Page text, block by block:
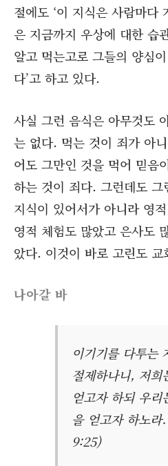
절에도 ‘이 지식은 사람마다
은 지금까지 우상에 대한 습
알고 먹는고로 그들의 양심
다’고 하고 있다.
사실 그런 음식은 아무것도
는 없다. 먹는 것이 죄가 아
어도 그만인 것을 먹어 믿음
하는 것이 죄다. 그런데도
지식이 있어서가 아니라 영
영적 체험도 많았고 은사도
았다. 이것이 바로 고린도 교
나아갈 바
이기기를 다투는
절제하나니, 저희
얻고자 하되 우
을 얻고자 하노라
9:25)